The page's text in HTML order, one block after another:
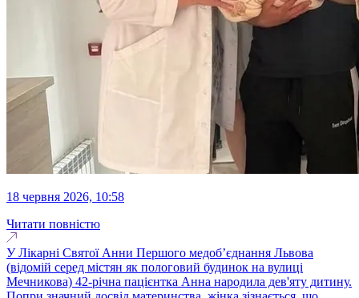
18 червня 2026, 10:58
Читати повністю
У Лікарні Святої Анни Першого медоб’єднання Львова
(відомій серед містян як пологовий будинок на вулиці
Мечникова) 42-річна пацієнтка Анна народила дев'яту дитину.